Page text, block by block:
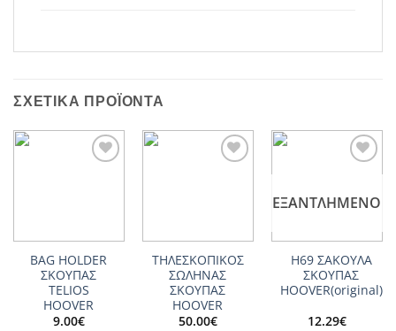
ΣΧΕΤΙΚΆ ΠΡΟΪΌΝΤΑ
BAG HOLDER
ΣΚΟΥΠΑΣ
TELIOS
HOOVER
9.00€
ΤΗΛΕΣΚΟΠΙΚΟΣ
ΣΩΛΗΝΑΣ
ΣΚΟΥΠΑΣ
HOOVER
50.00€
ΕΞΑΝΤΛΗΜΈΝΟ
Η69 ΣΑΚΟΥΛΑ
ΣΚΟΥΠΑΣ
HOOVER(original)
12.29€